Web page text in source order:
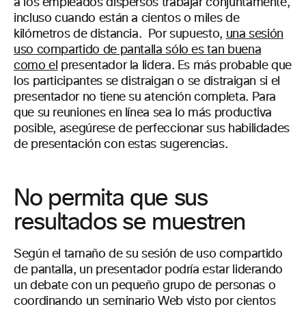
a los empleados dispersos trabajar conjuntamente,
incluso cuando están a cientos o miles de
kilómetros de distancia.
Por supuesto, una sesión
uso compartido de pantalla sólo es tan buena
como el presentador la lidera. Es más probable que
los participantes se distraigan o se distraigan si el
presentador no tiene su atención completa. Para
que su reuniones en línea sea lo más productiva
posible, asegúrese de perfeccionar sus habilidades
de presentación con estas sugerencias.
No permita que sus
resultados se muestren
Según el tamaño de su sesión de uso compartido
de pantalla, un presentador podría estar liderando
un debate con un pequeño grupo de personas o
coordinando un seminario Web visto por cientos